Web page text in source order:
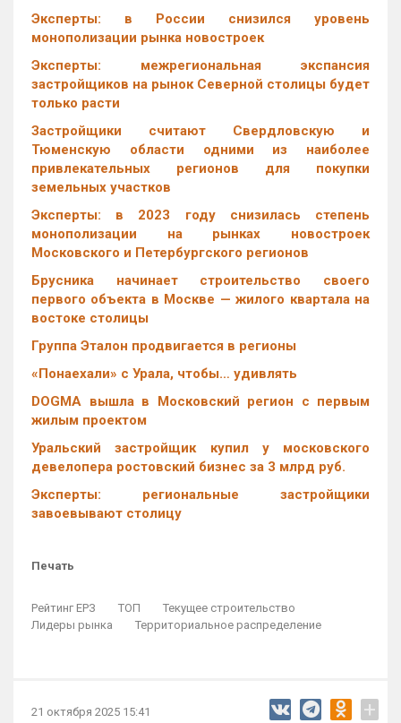
Эксперты: в России снизился уровень
монополизации рынка новостроек
Эксперты: межрегиональная экспансия
застройщиков на рынок Северной столицы будет
только расти
Застройщики считают Свердловскую и
Тюменскую области одними из наиболее
привлекательных регионов для покупки
земельных участков
Эксперты: в 2023 году снизилась степень
монополизации на рынках новостроек
Московского и Петербургского регионов
Брусника начинает строительство своего
первого объекта в Москве — жилого квартала на
востоке столицы
Группа Эталон продвигается в регионы
«Понаехали» с Урала, чтобы… удивлять
DOGMA вышла в Московский регион с первым
жилым проектом
Уральский застройщик купил у московского
девелопера ростовский бизнес за 3 млрд руб.
Эксперты: региональные застройщики
завоевывают столицу
Печать
Рейтинг ЕРЗ ТОП
Текущее строительство
Лидеры рынка
Территориальное распределение
21 октября 2025 15:41 +